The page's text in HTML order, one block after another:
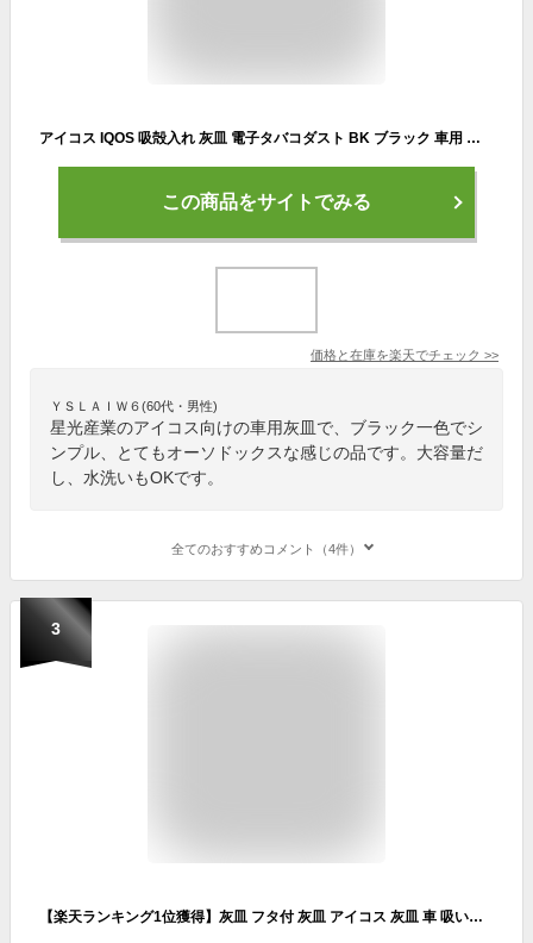
アイコス IQOS 吸殻入れ 灰皿 電子タバコダスト BK ブラック 車用 大容量 水洗いOK/星光産業 ED-611
この商品をサイトでみる
価格と在庫を楽天でチェック >>
ＹＳＬＡＩＷ６(60代・男性)
星光産業のアイコス向けの車用灰皿で、ブラック一色でシ
ンプル、とてもオーソドックスな感じの品です。大容量だ
し、水洗いもOKです。
全てのおすすめコメント（4件）
3
【楽天ランキング1位獲得】灰皿 フタ付 灰皿 アイコス 灰皿 車 吸い殻入れ 二度吸い 匂いが漏れない IQOS イルマ i プライム ヒートスティック テリア センティア TEREA SENTIA 車内用 カーアクセサリー 加熱式たばこ 電子タバコ 室内 店内 bar クラブ